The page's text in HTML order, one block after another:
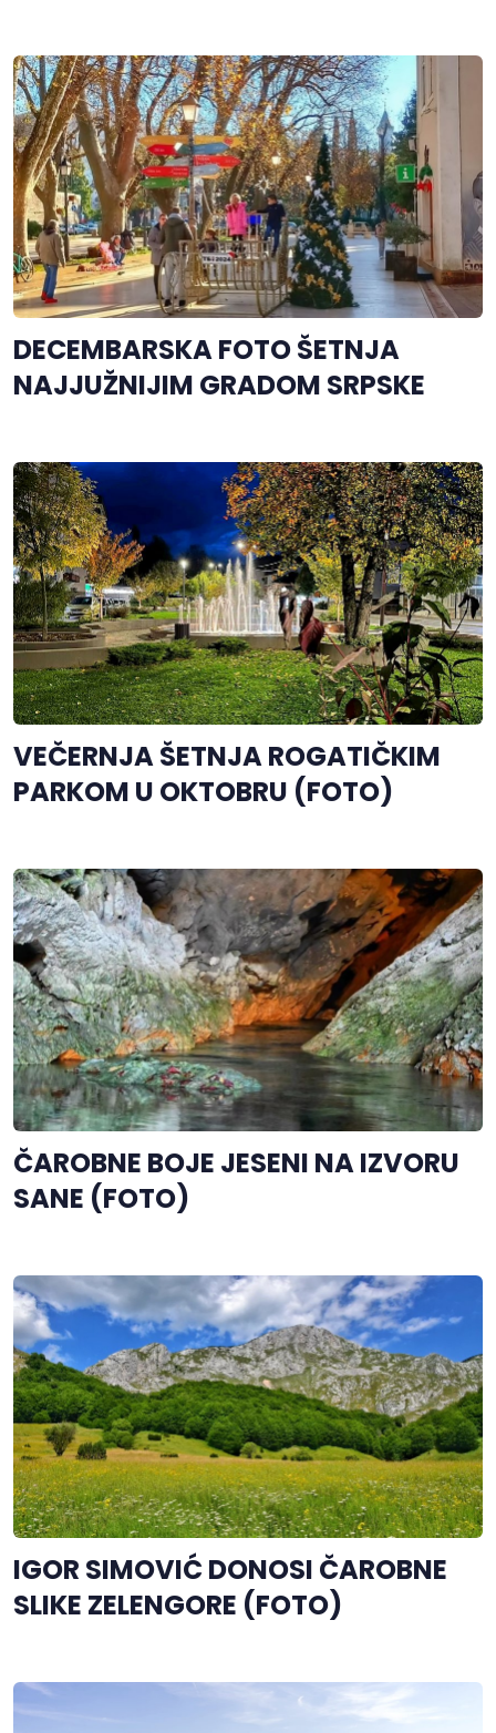
DECEMBARSKA FOTO ŠETNJA
NAJJUŽNIJIM GRADOM SRPSKE
VEČERNJA ŠETNJA ROGATIČKIM
PARKOM U OKTOBRU (FOTO)
ČAROBNE BOJE JESENI NA IZVORU
SANE (FOTO)
IGOR SIMOVIĆ DONOSI ČAROBNE
SLIKE ZELENGORE (FOTO)